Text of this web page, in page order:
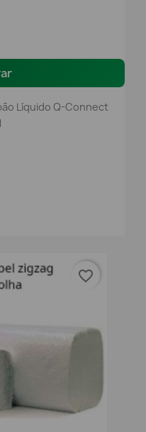
Líquido Q-Connect
favorite_border